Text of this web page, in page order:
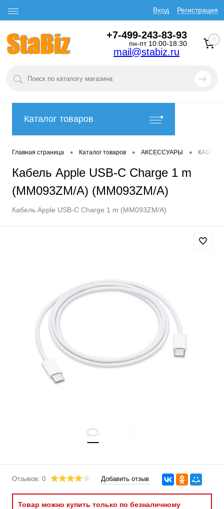
Вход Регистрация
+7-499-243-83-93
пн-пт 10:00-18:30
mail@stabiz.ru
0
Каталог товаров
Главная страница • Каталог товаров • АКСЕССУАРЫ •
Кабель Apple USB-C Charge 1 m
(MM093ZM/A) (MM093ZM/A)
Кабель Apple USB-C Charge 1 m (MM093ZM/A)
Отзывов: 0 Добавить отзыв
Товар можно купить только по безналичному